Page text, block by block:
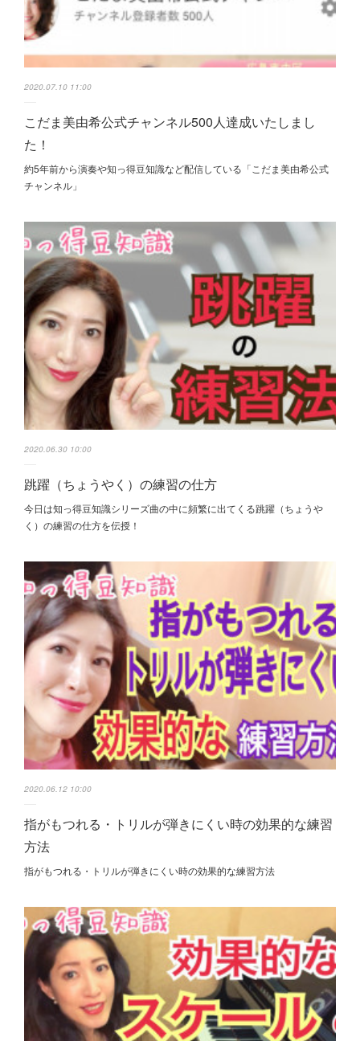
2020.07.10 11:00
こだま美由希公式チャンネル500人達成いたしまし
た！
約5年前から演奏や知っ得豆知識など配信している「こだま美由希公式
チャンネル」
2020.06.30 10:00
跳躍（ちょうやく）の練習の仕方
今日は知っ得豆知識シリーズ曲の中に頻繁に出てくる跳躍（ちょうや
く） の練習の仕方を伝授！
2020.06.12 10:00
指がもつれる・トリルが弾きにくい時の効果的な練習
方法
指がもつれる・トリルが弾きにくい時の効果的な練習方法